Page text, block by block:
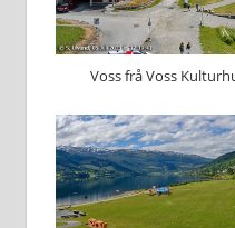
Voss frå Voss